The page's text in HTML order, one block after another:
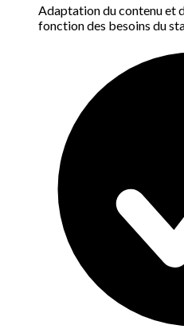
Adaptation du contenu et
fonction des besoins du